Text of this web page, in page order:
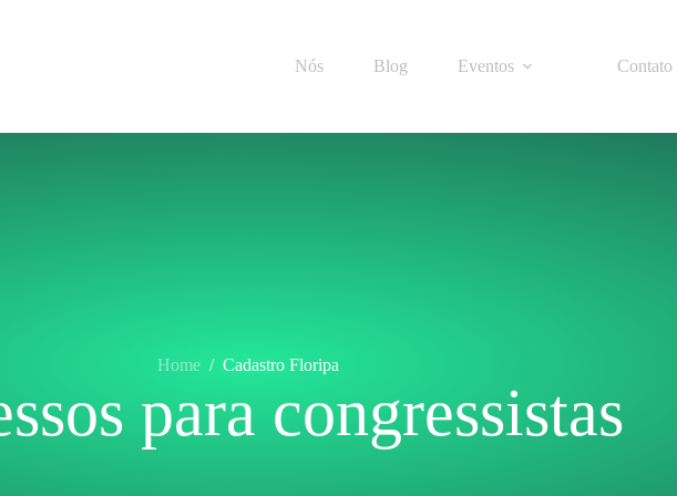
Nós Blog Eventos Contato
Home / Cadastro Floripa
para congressistas